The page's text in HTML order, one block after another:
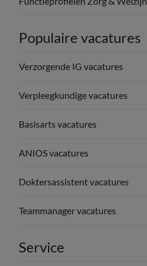
Populaire vacatures
Verzorgende IG vacatures
Verpleegkundige vacatures
Basisarts vacatures
ANIOS vacatures
Doktersassistent vacatures
Teammanager vacatures
Service